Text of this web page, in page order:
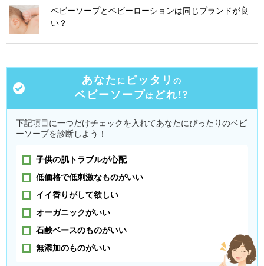
ベビーソープとベビーローションは同じブランドが良
い？
あなた に ピッタリ の
ベビーソープは どれ!?
下記項目に一つだけチェックを入れてあなたにぴったりのベビ
ーソープを診断しよう！
子供の肌トラブルが心配
低価格で低刺激なものがいい
イイ香りがして欲しい
オーガニックがいい
石鹸ベースのものがいい
無添加のものがいい